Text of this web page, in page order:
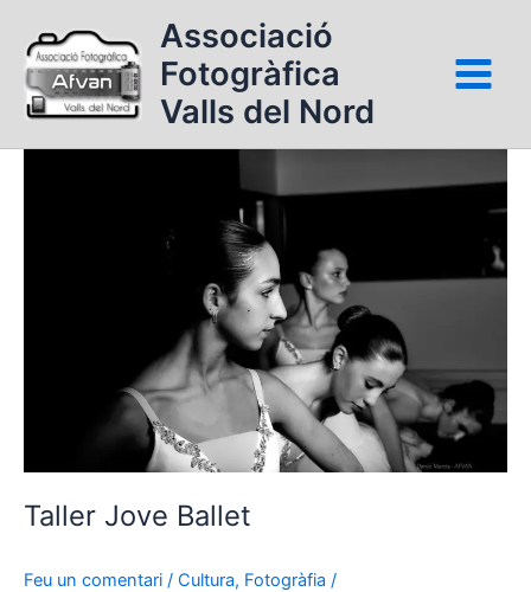
contingut
Associació
Fotogràfica
Valls del Nord
Taller Jove Ballet
Feu un comentari / Cultura, Fotogràfia /